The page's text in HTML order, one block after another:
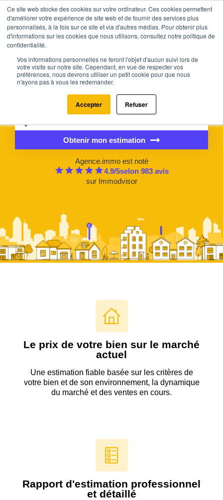
Ce site web stocke des cookies sur votre ordinateur. Ces cookies permettent
d'améliorer votre expérience de site web et de fournir des services plus
personnalisés, à la fois sur ce site et via d'autres médias. Pour obtenir plus
d'informations sur les cookies que nous utilisons, consultez notre politique de
confidentialité.
Vos informations personnelles ne feront l'objet d'aucun suivi lors de
votre visite sur notre site. Cependant, en vue de respecter vos
préférences, nous devrons utiliser un petit cookie pour que nous
n'ayons pas à vous les redemander.
Accepter Refuser
Estimez la valeur de votre bien
en 2 minutes
Recevez un rapport d’estimation précis et détaillé, construit à
comparables.
Obtenir mon estimation
Agence.immo est noté
4.9/5selon 983 avis
sur Immodvisor
Le prix de votre bien sur le marché
actuel
Une estimation fiable basée sur les critères de
votre bien et de son environnement, la dynamique
du marché et des ventes en cours.
Rapport d'estimation professionnel
et détaillé